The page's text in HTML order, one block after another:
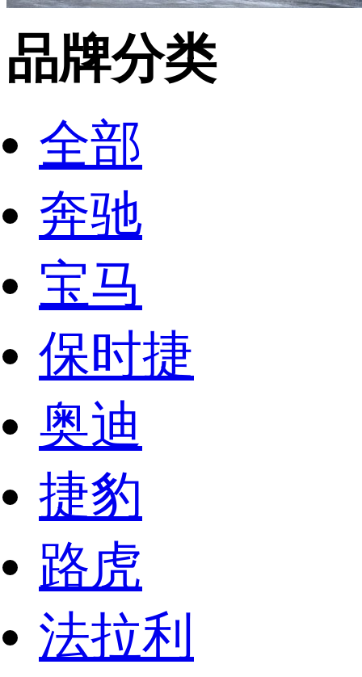
品牌分类
全部
奔驰
宝马
保时捷
奥迪
捷豹
路虎
法拉利